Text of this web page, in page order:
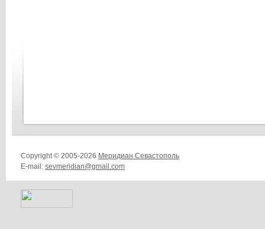
Copyright © 2005-2026 Меридиан Севастополь
E-mail: sevmeridian@gmail.com